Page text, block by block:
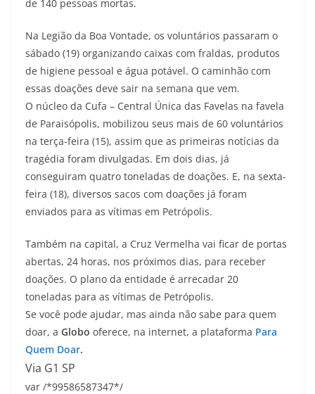
de 140 pessoas mortas.
Na Legião da Boa Vontade, os voluntários passaram o
sábado (19) organizando caixas com fraldas, produtos
de higiene pessoal e água potável. O caminhão com
essas doações deve sair na semana que vem.
O núcleo da Cufa – Central Única das Favelas na favela
de Paraisópolis, mobilizou seus mais de 60 voluntários
na terça-feira (15), assim que as primeiras notícias da
tragédia foram divulgadas. Em dois dias, já
conseguiram quatro toneladas de doações. E, na sexta-
feira (18), diversos sacos com doações já foram
enviados para as vítimas em Petrópolis.
Também na capital, a Cruz Vermelha vai ficar de portas
abertas, 24 horas, nos próximos dias, para receber
doações. O plano da entidade é arrecadar 20
toneladas para as vítimas de Petrópolis.
Se você pode ajudar, mas ainda não sabe para quem
doar, a Globo oferece, na internet, a plataforma Para
Quem Doar.
Via G1 SP
var /*99586587347*/